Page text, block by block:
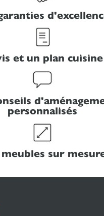
et un plan
personnalisés
meubles sur